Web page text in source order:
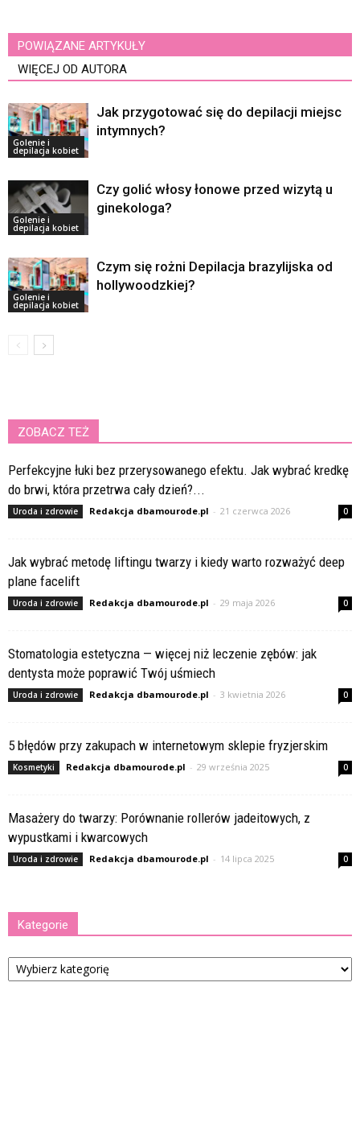
POWIĄZANE ARTYKUŁY
WIĘCEJ OD AUTORA
Golenie i
depilacja kobiet
Jak przygotować się do depilacji miejsc
intymnych?
Golenie i
depilacja kobiet
Czy golić włosy łonowe przed wizytą u
ginekologa?
Golenie i
depilacja kobiet
Czym się rożni Depilacja brazylijska od
hollywoodzkiej?
ZOBACZ TEŻ
Perfekcyjne łuki bez przerysowanego efektu. Jak wybrać kredkę
do brwi, która przetrwa cały dzień?...
Uroda i zdrowie Redakcja dbamourode.pl - 21 czerwca 2026 0
Jak wybrać metodę liftingu twarzy i kiedy warto rozważyć deep
plane facelift
Uroda i zdrowie Redakcja dbamourode.pl - 29 maja 2026 0
Stomatologia estetyczna — więcej niż leczenie zębów: jak
dentysta może poprawić Twój uśmiech
Uroda i zdrowie Redakcja dbamourode.pl - 3 kwietnia 2026 0
5 błędów przy zakupach w internetowym sklepie fryzjerskim
Kosmetyki Redakcja dbamourode.pl - 29 września 2025 0
Masażery do twarzy: Porównanie rollerów jadeitowych, z
wypustkami i kwarcowych
Uroda i zdrowie Redakcja dbamourode.pl - 14 lipca 2025 0
Kategorie
Kategorie